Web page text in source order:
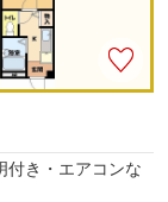
付き・エアコンな